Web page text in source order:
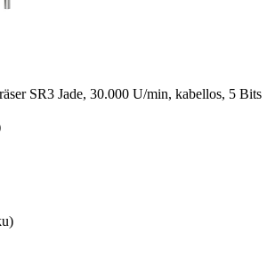
SR3 Jade, 30.000 U/min, kabellos, 5 Bits